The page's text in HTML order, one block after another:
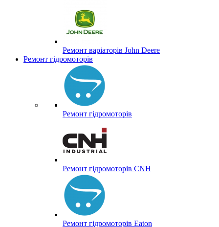
Ремонт варіаторів John Deere
Ремонт гідромоторів
Ремонт гідромоторів
Ремонт гідромоторів CNH
Ремонт гідромоторів Eaton